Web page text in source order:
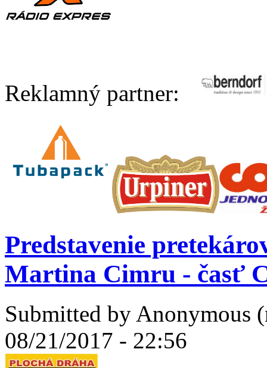
Reklamný partner:
Predstavenie
Martina Cimru - časť
Submitted by Anonymous
08/21/2017 - 22:56